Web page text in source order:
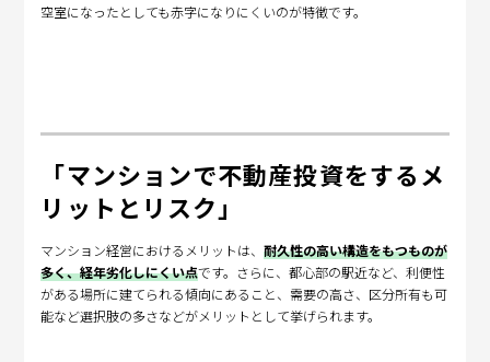
空室になったとしても赤字になりにくいのが特徴です。
「マンションで不動産投資をするメ
リットとリスク」
マンション経営におけるメリットは、耐久性の高い構造をもつものが
多く、経年劣化しにくい点です。さらに、都心部の駅近など、利便性
がある場所に建てられる傾向にあること、需要の高さ、区分所有も可
能など選択肢の多さなどがメリットとして挙げられます。